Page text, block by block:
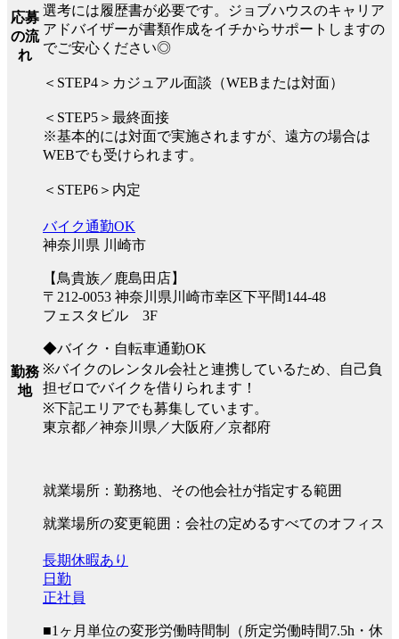
応募
の流
れ
選考には履歴書が必要です。ジョブハウスのキャリア
アドバイザーが書類作成をイチからサポートしますの
でご安心ください◎
＜STEP4＞カジュアル面談（WEBまたは対面）
＜STEP5＞最終面接
※基本的には対面で実施されますが、遠方の場合は
WEBでも受けられます。
＜STEP6＞内定
勤務
地
バイク通勤OK
神奈川県 川崎市
【鳥貴族／鹿島田店】
〒212-0053 神奈川県川崎市幸区下平間144-48
フェスタビル 3F
◆バイク・自転車通勤OK
※バイクのレンタル会社と連携しているため、自己負
担ゼロでバイクを借りられます！
※下記エリアでも募集しています。
東京都／神奈川県／大阪府／京都府
就業場所：勤務地、その他会社が指定する範囲
就業場所の変更範囲：会社の定めるすべてのオフィス
長期休暇あり
日勤
正社員
■1ヶ月単位の変形労働時間制（所定労働時間7.5h・休